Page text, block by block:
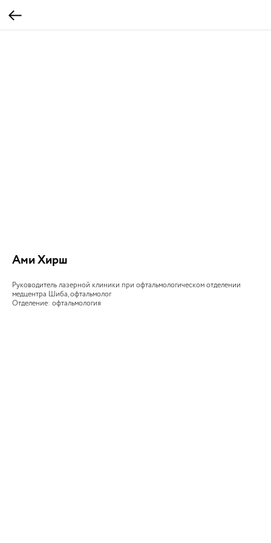
Ами Хирш
Руководитель лазерной клиники при офтальмологическом отделении
медцентра Шиба, офтальмолог
Отделение: офтальмология